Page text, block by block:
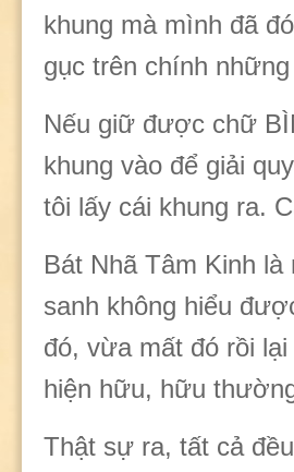
khung mà mình đã
gục trên chính
Nếu giữ được chữ
khung vào để giải
tôi lấy cái khung ra.
Bát Nhã Tâm Kinh
sanh không hiểu
đó, vừa mất đó rồi
hiện hữu, hữu
Thật sự ra, tất cả